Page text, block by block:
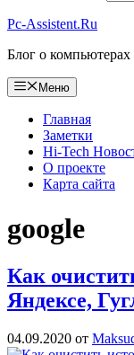
Pc-Assistent.Ru
Блог о
Меню
Главная
Заметки
Hi-Tech
О проекте
Карта сайта
google
Как
Яндексе,
04.09.2020 от